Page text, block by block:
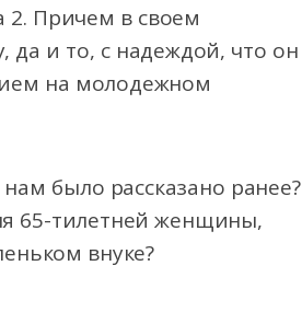
2. Причем в своем
да и то, с надеждой, что он
на молодежном
было рассказано ранее?
65-тилетней женщины,
внуке?